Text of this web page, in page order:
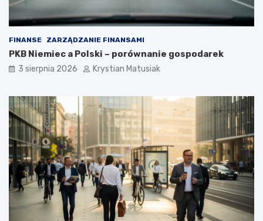
FINANSE ZARZĄDZANIE FINANSAMI
PKB Niemiec a Polski – porównanie gospodarek
3 sierpnia 2026 Krystian Matusiak